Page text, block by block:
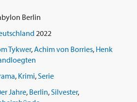
Berlin
2022
Tykwer,Achim von Borries, Henk
, Krimi,Serie
Jahre, Berlin,Silvester,